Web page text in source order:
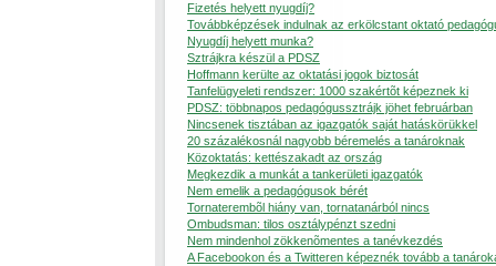
Fizetés helyett nyugdíj?
Továbbképzések indulnak az erkölcstant oktató
Nyugdíj helyett munka?
Sztrájkra készül a PDSZ
Hoffmann kerülte az oktatási jogok biztosát
Tanfelügyeleti rendszer: 1000 szakértõt képeznek ki
PDSZ: többnapos pedagógussztrájk jöhet februárban
Nincsenek tisztában az igazgatók saját hatáskörükkel
20 százalékosnál nagyobb béremelés a tanároknak
Közoktatás: kettészakadt az ország
Megkezdik a munkát a tankerületi igazgatók
Nem emelik a pedagógusok bérét
Tornaterembõl hiány van, tornatanárból nincs
Ombudsman: tilos osztálypénzt szedni
Nem mindenhol zökkenõmentes a tanévkezdés
A Facebookon és a Twitteren képeznék tovább a